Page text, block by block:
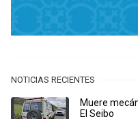
NOTICIAS RECIENTES
Muere
El Seibo